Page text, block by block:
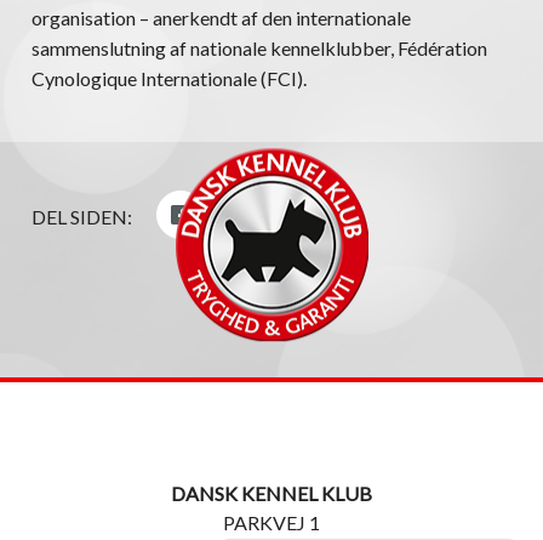
organisation – anerkendt af den internationale
sammenslutning af nationale kennelklubber, Fédération
Cynologique Internationale (FCI).
DEL SIDEN:
DANSK KENNEL KLUB
PARKVEJ 1